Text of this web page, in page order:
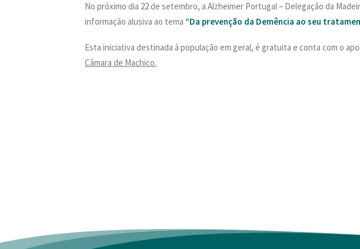
No próximo dia 22 de setembro, a Alzheimer Portugal – Delegação da
informação alusiva ao tema “Da prevenção da Demência ao seu
Esta iniciativa destinada à população em geral, é gratuita e conta com o
Câmara de Machico.